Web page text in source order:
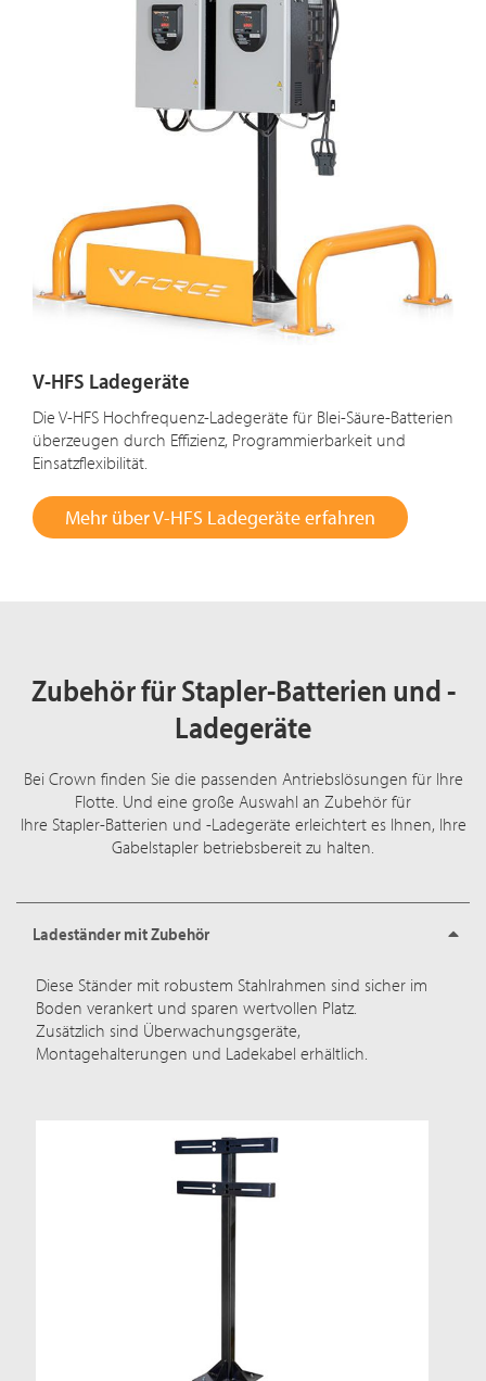
V-HFS Ladegeräte
Die V-HFS Hochfrequenz-Ladegeräte für Blei-Säure-Batterien
überzeugen durch Effizienz, Programmierbarkeit und
Einsatzflexibilität.
Mehr über V-HFS Ladegeräte erfahren
Zubehör für Stapler-Batterien und -
Ladegeräte
Bei Crown finden Sie die passenden Antriebslösungen für Ihre
Flotte. Und eine große Auswahl an Zubehör für
Ihre Stapler-Batterien und -Ladegeräte erleichtert es Ihnen, Ihre
Gabelstapler betriebsbereit zu halten.
Ladeständer mit Zubehör
Diese Ständer mit robustem Stahlrahmen sind sicher im
Boden verankert und sparen wertvollen Platz.
Zusätzlich sind Überwachungsgeräte,
Montagehalterungen und Ladekabel erhältlich.